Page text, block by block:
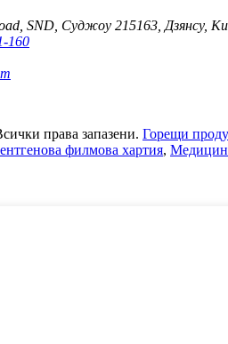
SND, Суджоу 215163, Дзянсу,
160
права запазени. Горещи
филмова хартия,